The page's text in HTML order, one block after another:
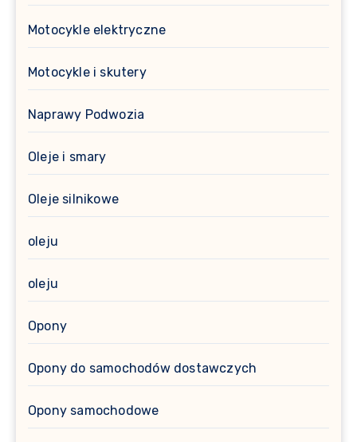
Motocykle elektryczne
Motocykle i skutery
Naprawy Podwozia
Oleje i smary
Oleje silnikowe
oleju
oleju
Opony
Opony do samochodów dostawczych
Opony samochodowe